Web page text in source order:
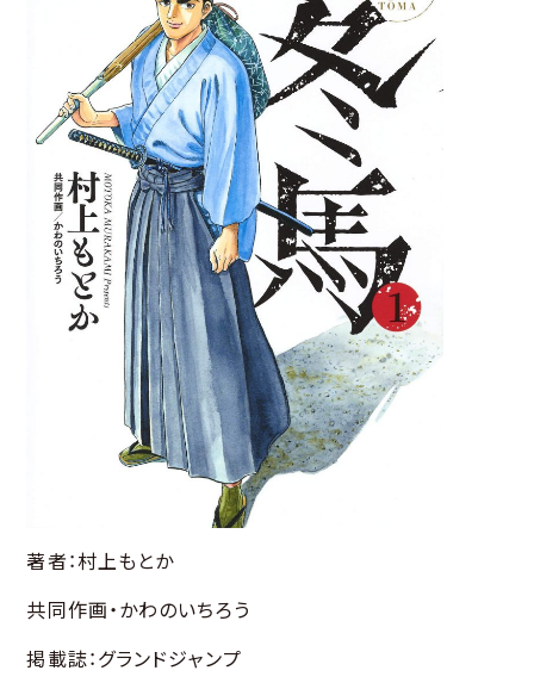
著者：村上もとか
共同作画・かわのいちろう
掲載誌：グランドジャンプ